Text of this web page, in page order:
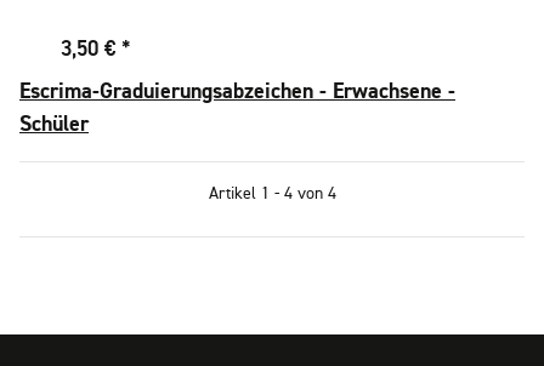
3,50 € *
Escrima-Graduierungsabzeichen - Erwachsene -
Schüler
Artikel 1 - 4 von 4